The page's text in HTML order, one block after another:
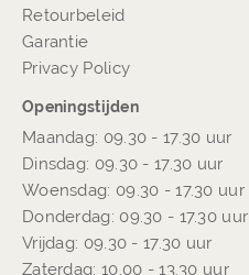
Retourbeleid
Garantie
Privacy Policy
Openingstijden
Maandag: 09.30 - 17.30 uur
Dinsdag: 09.30 - 17.30 uur
Woensdag: 09.30 - 17.30 uur
Donderdag: 09.30 - 17.30 uur
Vrijdag: 09.30 - 17.30 uur
Zaterdag: 10.00 - 13.30 uur